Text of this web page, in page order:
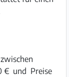
€ und Preise